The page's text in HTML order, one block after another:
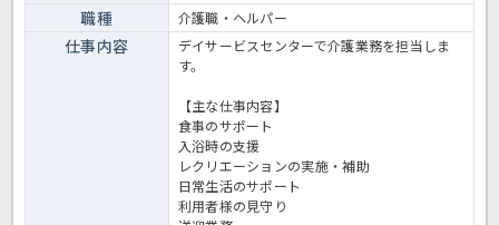
職種 介護職・ヘルパー
仕事内容
デイサービスセンターで介護業務を担当しま
す。
【主な仕事内容】
食事のサポート
入浴時の支援
レクリエーションの実施・補助
日常生活のサポート
利用者様の見守り